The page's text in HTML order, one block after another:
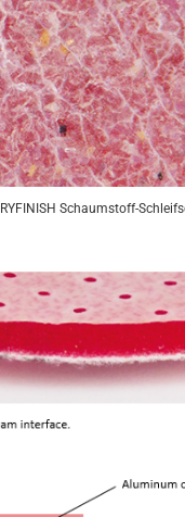
Schaumstoff-